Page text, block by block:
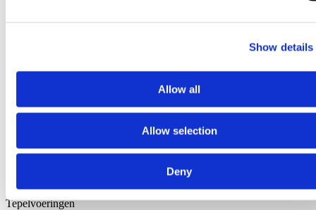
Show details
Allow all
Allow selection
Deny
Ga naar het begin van de afbeeldingen-gallerij
Tepelvoeringen